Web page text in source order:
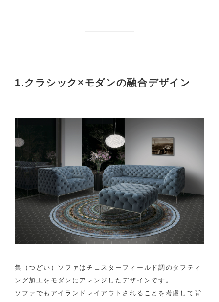
1.クラシック×モダンの融合デザイン
集（つどい）ソファはチェスターフィールド調のタフティ
ング加工をモダンにアレンジしたデザインです。
ソファでもアイランドレイアウトされることを考慮して背